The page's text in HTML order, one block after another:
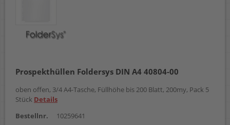
Prospekthüllen Foldersys DIN A4 40804-00
oben offen, 3/4 A4-Tasche, Füllhöhe bis 200 Blatt, 200my, Pack 5
Stück Details
Bestellnr.
10259641